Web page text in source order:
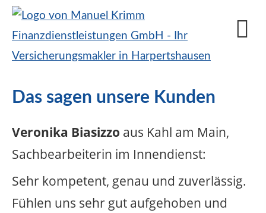
Das sagen unsere Kunden
Veronika Biasizzo aus Kahl am Main,
Sachbearbeiterin im Innendienst:
Sehr kompetent, genau und zuverlässig.
Fühlen uns sehr gut aufgehoben und